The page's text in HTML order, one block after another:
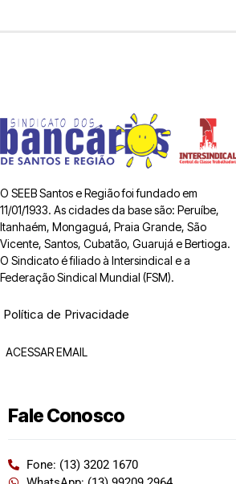
O SEEB Santos e Região foi fundado em
11/01/1933. As cidades da base são: Peruíbe,
Itanhaém, Mongaguá, Praia Grande, São
Vicente, Santos, Cubatão, Guarujá e Bertioga.
O Sindicato é filiado à Intersindical e a
Federação Sindical Mundial (FSM).
Política de Privacidade
ACESSAR EMAIL
Fale Conosco
Fone: (13) 3202 1670